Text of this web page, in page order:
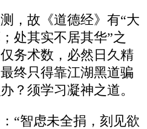
，故《道德经》有“大
处其实不居其华”之
务术数，必然日久精
终只得靠江湖黑道骗
？须学习凝神之道。
“智虑未全捐，刻见欲